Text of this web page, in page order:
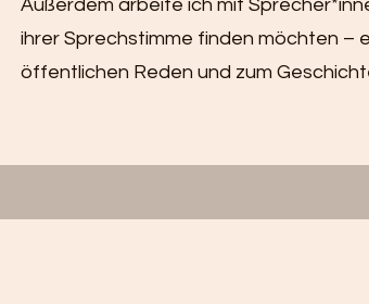
Außerdem arbeite ich mit
ihrer Sprechstimme finden möchten –
öffentlichen Reden und zum